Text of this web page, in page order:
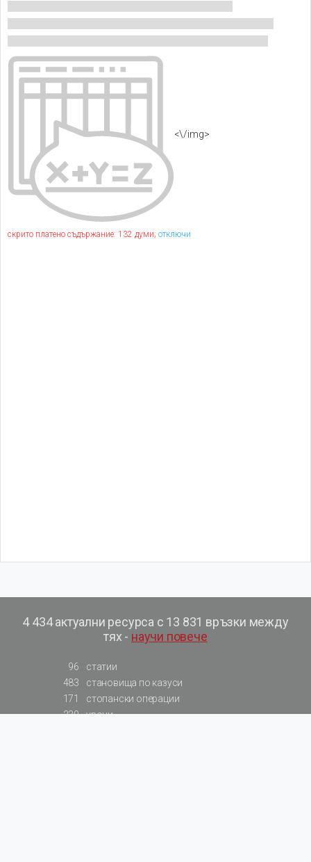
<\/img>
скрито платено съдържание: 132 думи; отключи
4 434 актуални ресурса с 13 831 връзки между
тях - научи повече
96
статии
483
становища по казуси
171
стопански операции
230
уроци